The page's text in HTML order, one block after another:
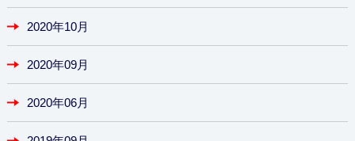
2020年10月
2020年09月
2020年06月